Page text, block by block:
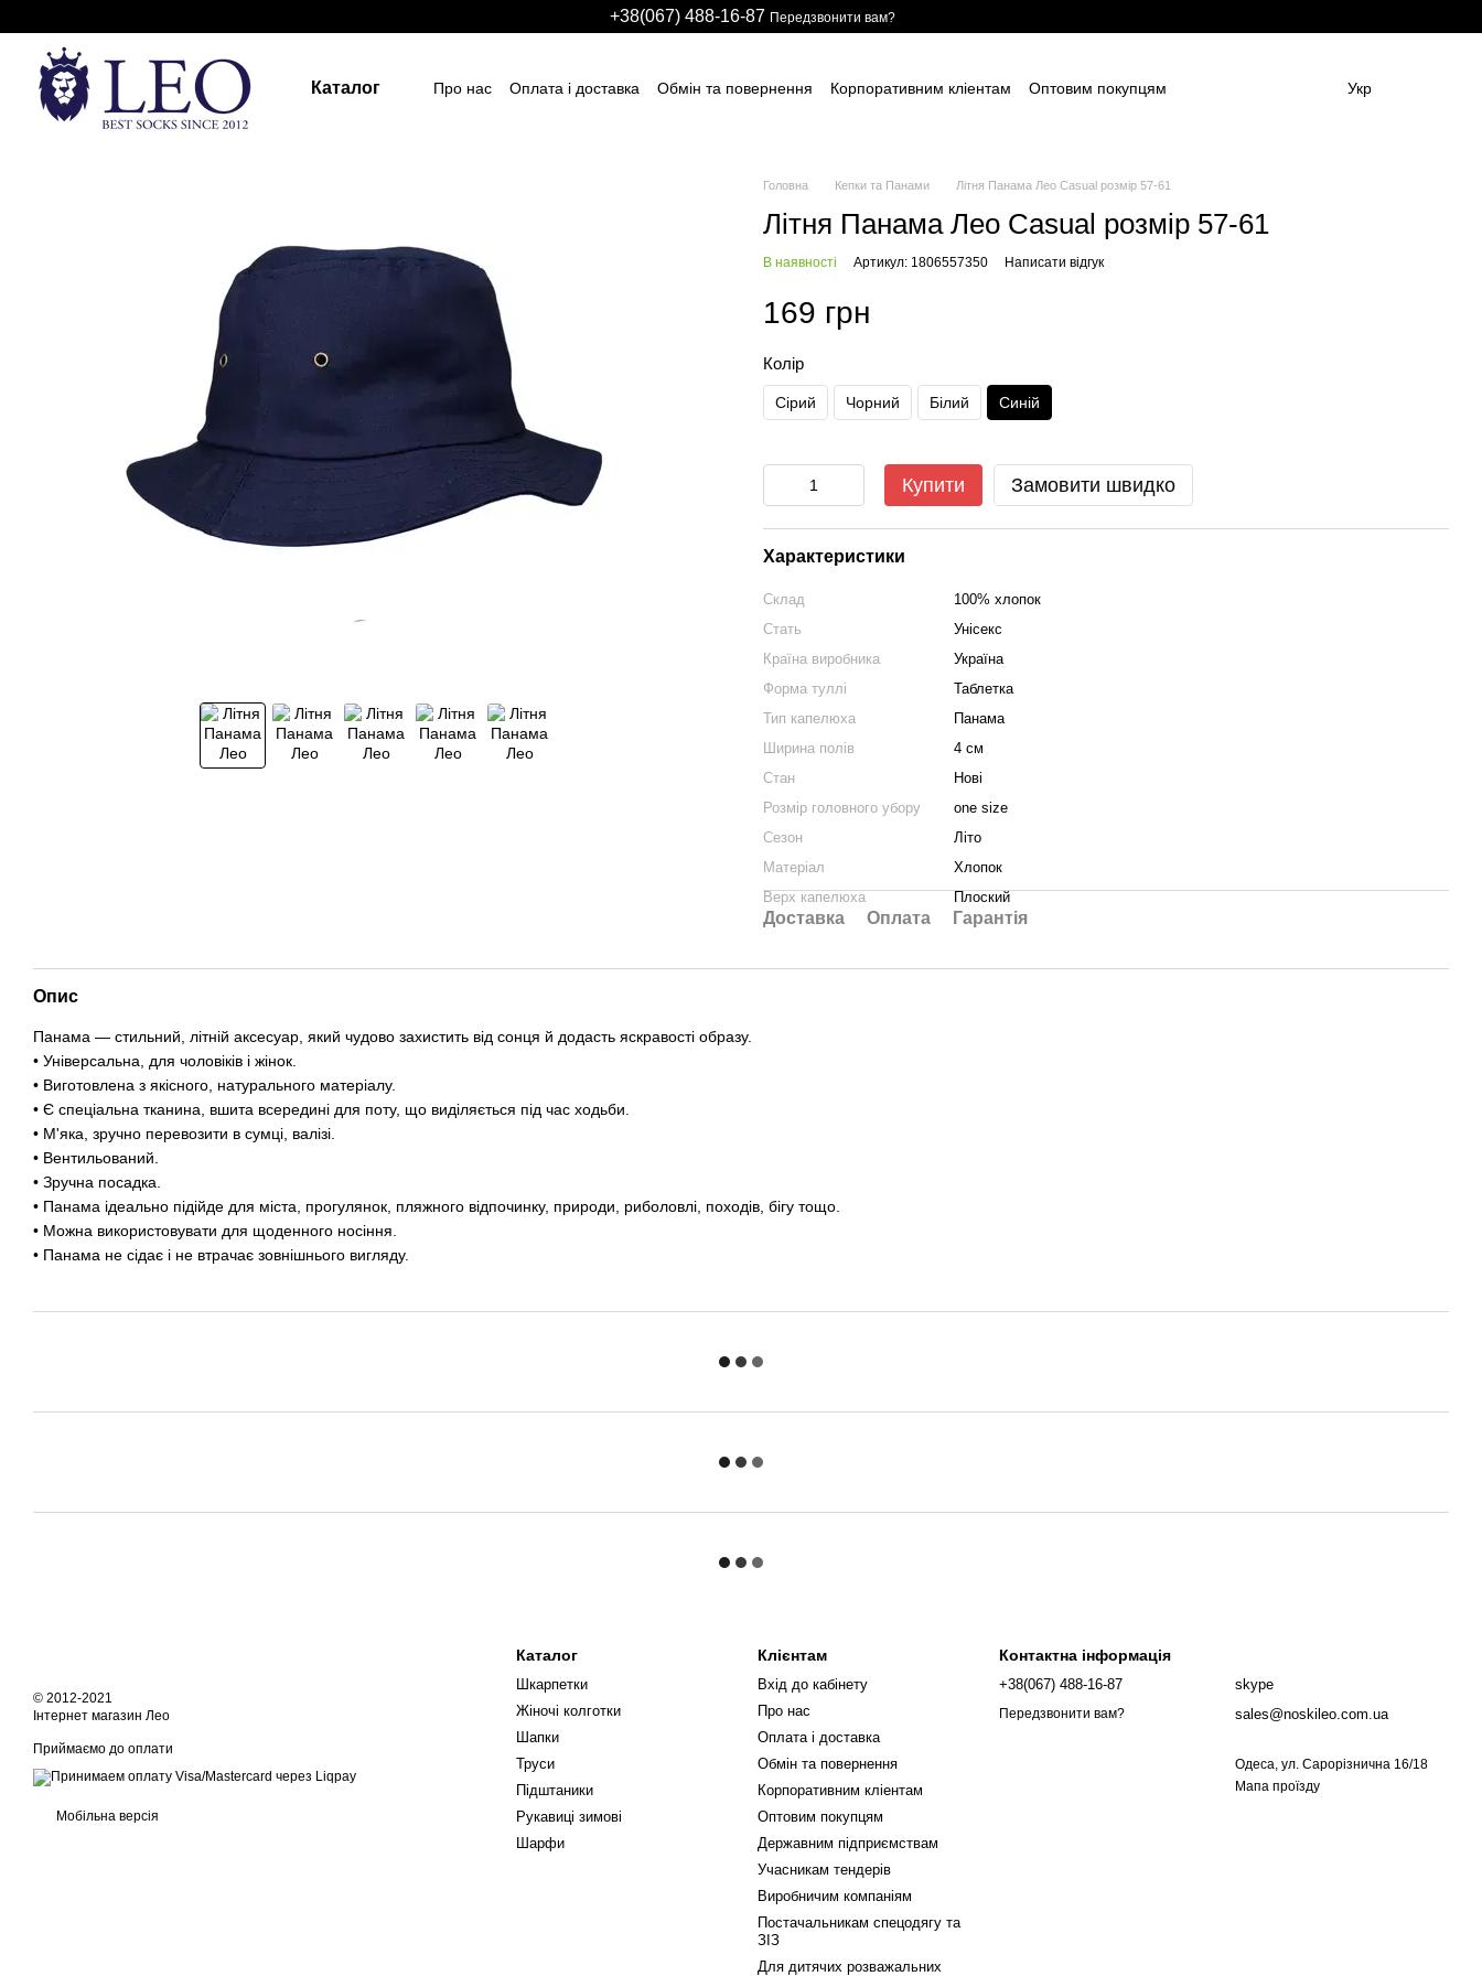
+38(067) 488-16-87 Передзвонити вам?
Каталог Про нас Оплата і доставка Обмін та повернення Корпоративним кліентам
Оптовим покупцям
Укр
Головна Кепки та Панами Літня Панама Лео Casual розмір 57-61
Літня Панама Лео Casual розмір 57-61
В наявності Артикул: 1806557350 Написати відгук
169 грн
Колір
Сірий Чорний Білий Синій
Купити Замовити швидко
Характеристики
Склад
100% хлопок
Стать
Унісекс
Країна виробника
Україна
Форма туллі
Таблетка
Тип капелюха
Панама
Ширина полів
4 см
Стан
Нові
Розмір головного убору
one size
Сезон
Літо
Матеріал
Хлопок
Верх капелюха
Плоский
Доставка Оплата Гарантія
Опис
Панама — стильний, літній аксесуар, який чудово захистить від сонця й додасть яскравості образу.
• Універсальна, для чоловіків і жінок.
• Виготовлена з якісного, натурального матеріалу.
• Є спеціальна тканина, вшита всередині для поту, що виділяється під час ходьби.
• М'яка, зручно перевозити в сумці, валізі.
• Вентильований.
• Зручна посадка.
• Панама ідеально підійде для міста, прогулянок, пляжного відпочинку, природи, риболовлі, походів, бігу тощо.
• Можна використовувати для щоденного носіння.
• Панама не сідає і не втрачає зовнішнього вигляду.
© 2012-2021
Інтернет магазин Лео
Приймаємо до оплати
Мобільна версія
Каталог
Шкарпетки
Жіночі колготки
Шапки
Труси
Підштаники
Рукавиці зимові
Шарфи
Клієнтам
Вхід до кабінету
Про нас
Оплата і доставка
Обмін та повернення
Корпоративним кліентам
Оптовим покупцям
Державним підприємствам
Учасникам тендерів
Виробничим компаніям
Постачальникам спецодягу та
ЗІЗ
Для дитячих розважальних
Контактна інформація
+38(067) 488-16-87
Передзвонити вам?
skype
sales@noskileo.com.ua
Одеса, ул. Сарорізнична 16/18
Мапа проїзду